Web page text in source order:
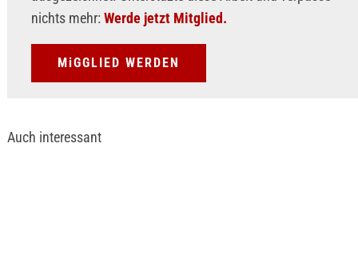
nichts mehr: Werde jetzt Mitglied.
MiGGLIED WERDEN
Auch interessant